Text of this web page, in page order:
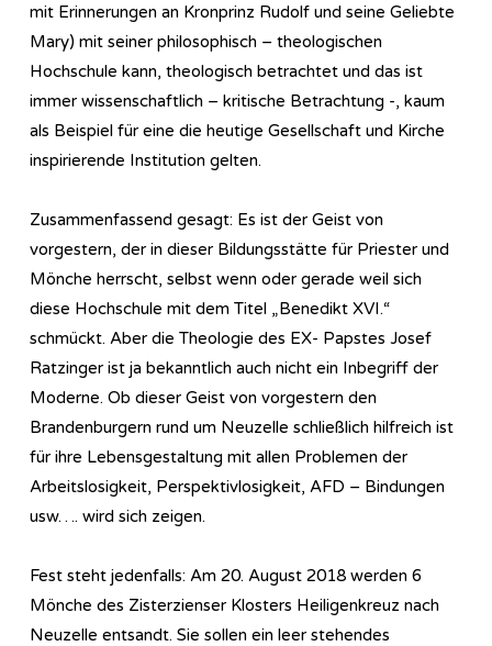
mit Erinnerungen an Kronprinz Rudolf und seine Geliebte
Mary) mit seiner philosophisch – theologischen
Hochschule kann, theologisch betrachtet und das ist
immer wissenschaftlich – kritische Betrachtung -, kaum
als Beispiel für eine die heutige Gesellschaft und Kirche
inspirierende Institution gelten.
Zusammenfassend gesagt: Es ist der Geist von
vorgestern, der in dieser Bildungsstätte für Priester und
Mönche herrscht, selbst wenn oder gerade weil sich
diese Hochschule mit dem Titel „Benedikt XVI.“
schmückt. Aber die Theologie des EX- Papstes Josef
Ratzinger ist ja bekanntlich auch nicht ein Inbegriff der
Moderne. Ob dieser Geist von vorgestern den
Brandenburgern rund um Neuzelle schließlich hilfreich ist
für ihre Lebensgestaltung mit allen Problemen der
Arbeitslosigkeit, Perspektivlosigkeit, AFD – Bindungen
usw…. wird sich zeigen.
Fest steht jedenfalls: Am 20. August 2018 werden 6
Mönche des Zisterzienser Klosters Heiligenkreuz nach
Neuzelle entsandt. Sie sollen ein leer stehendes